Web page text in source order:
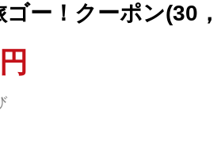
ー！クーポン(30